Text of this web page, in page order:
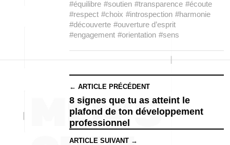
#équilibre #soutien #transparence #écoute
#respect #choix #introspection #harmonie
#découverte #ouverture d’esprit
#engagement #orientation #sens
← ARTICLE PRÉCÉDENT
8 signes que tu as atteint le
plafond de ton développement
professionnel
ARTICLE SUIVANT →